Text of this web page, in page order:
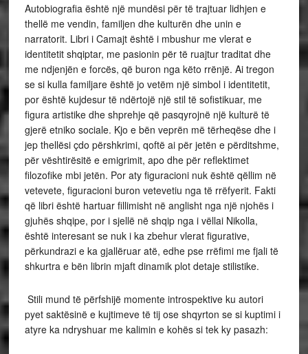
Autobiografia është një mundësi për të trajtuar lidhjen e
thellë me vendin, familjen dhe kulturën dhe unin e
narratorit. Libri i Camajt është i mbushur me vlerat e
identitetit shqiptar, me pasionin për të ruajtur traditat dhe
me ndjenjën e forcës, që buron nga këto rrënjë. Ai tregon
se si kulla familjare është jo vetëm një simbol i identitetit,
por është kujdesur të ndërtojë një stil të sofistikuar, me
figura artistike dhe shprehje që pasqyrojnë një kulturë të
gjerë etniko sociale. Kjo e bën veprën më tërheqëse dhe i
jep thellësi çdo përshkrimi, qoftë ai për jetën e përditshme,
për vështirësitë e emigrimit, apo dhe për reflektimet
filozofike mbi jetën. Por aty figuracioni nuk është qëllim në
vetevete, figuracioni buron vetevetiu nga të rrëfyerit. Fakti
që libri është hartuar fillimisht në anglisht nga një njohës i
gjuhës shqipe, por i sjellë në shqip nga i vëllai Nikolla,
është interesant se nuk i ka zbehur vlerat figurative,
përkundrazi e ka gjallëruar atë, edhe pse rrëfimi me fjali të
shkurtra e bën librin mjaft dinamik plot detaje stilistike.
Stili mund të përfshijë momente introspektive ku autori
pyet saktësinë e kujtimeve të tij ose shqyrton se si kuptimi i
atyre ka ndryshuar me kalimin e kohës si tek ky pasazh: